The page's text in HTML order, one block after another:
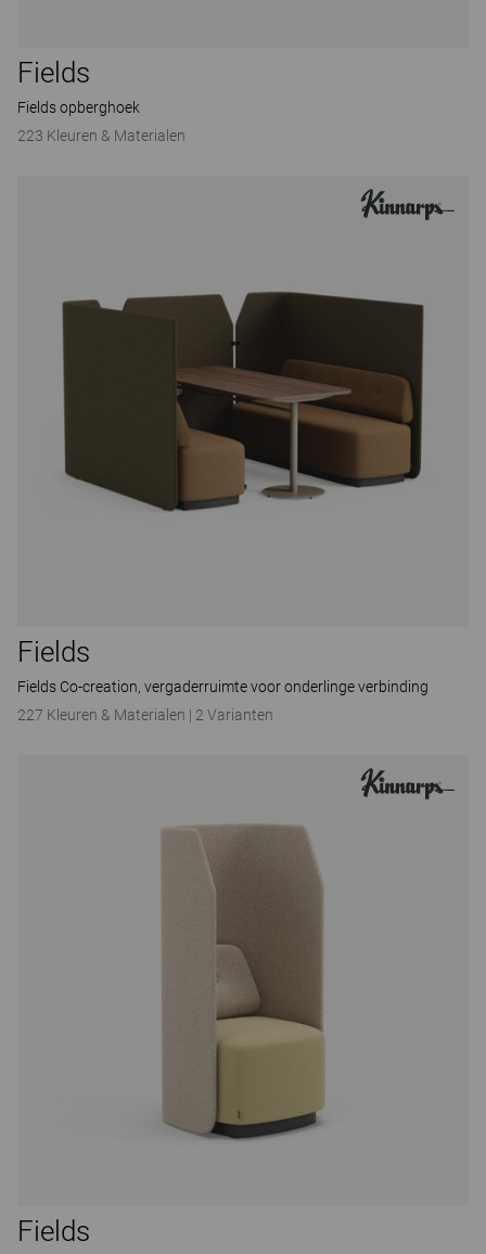
Fields
Fields opberghoek
223 Kleuren & Materialen
Fields
Fields Co-creation, vergaderruimte voor onderlinge verbinding
227 Kleuren & Materialen | 2 Varianten
Fields